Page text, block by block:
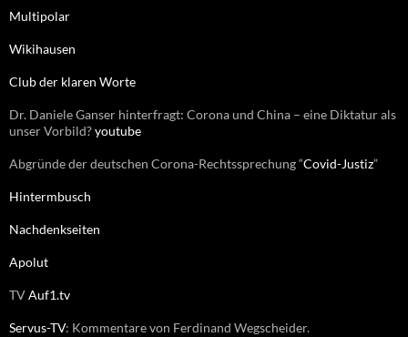
a
h
Multipolar
Wikihausen
Club der klaren Worte
Dr. Daniele Ganser hinterfragt: Corona und China – eine Diktatur als
unser Vorbild?youtube
Abgründe der deutschen Corona-Rechtssprechung “Covid-Justiz”
Hintermbusch
Nachdenkseiten
Apolut
TVAuf1.tv
Servus-TV: Kommentare von Ferdinand Wegscheider.